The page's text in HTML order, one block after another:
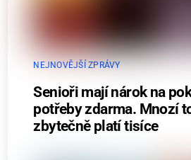
NEJNOVĚJŠÍ ZPRÁVY
Senioři mají nárok na
potřeby zdarma. Mnozí
zbytečně platí tisíce